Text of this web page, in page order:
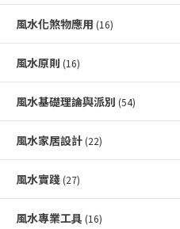
風水化煞物應用 (16)
風水原則 (16)
風水基礎理論與派別 (54)
風水家居設計 (22)
風水實踐 (27)
風水專業工具 (16)